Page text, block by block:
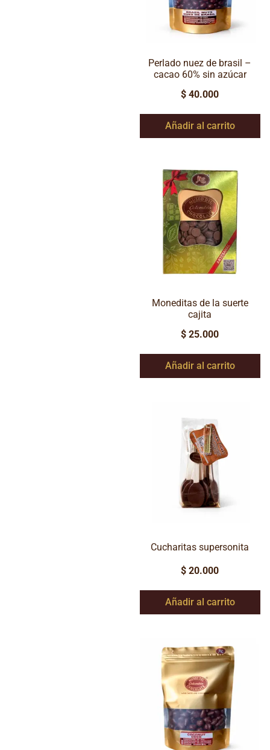
Perlado nuez de brasil –
cacao 60% sin azúcar
$ 40.000
Añadir al carrito
Moneditas de la suerte
cajita
$ 25.000
Añadir al carrito
Cucharitas supersonita
$ 20.000
Añadir al carrito